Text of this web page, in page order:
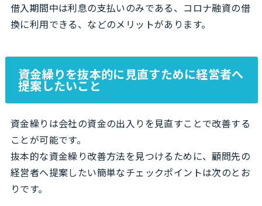
借入期間中は利息の支払いのみである、コロナ融資の借
換に利用できる、などのメリットがあります。
資金繰りを抜本的に見直すために経営者へ
提案したいこと
資金繰りは会社の資金の出入りを見直すことで改善する
ことが可能です。
抜本的な資金繰り改善方法を見つけるために、顧問先の
経営者へ提案したい簡単なチェックポイントは次のとお
りです。